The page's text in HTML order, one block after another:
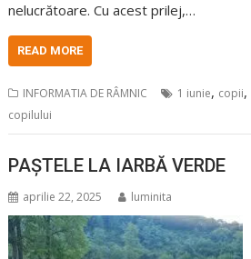
nelucrătoare. Cu acest prilej,…
READ MORE
INFORMATIA DE RÂMNIC 1 iunie, copii,
copilului
PAȘTELE LA IARBĂ VERDE
aprilie 22, 2025 luminita